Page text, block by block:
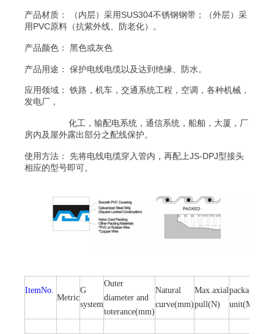
产品材质： （内层）采用SUS304不锈钢钢带；（外层）采
用PVC原料（抗紫外线、防老化）。
产品颜色： 黑色或灰色
产品用途： 保护电线电缆以及达到绝缘、防水。
应用领域： 铁路，机车，交通系统工程，空调，各种机械，
发电厂，
化工，输配电系统，通信系统，船舶，大厦，厂
房内及屋外露出部分之配线保护。
使用方法： 先将电线电缆穿入管内，再配上JS-DPJ型接头
相应的型号即可。
ItemNo.
Metric
G
system
Outer
diameter and
toterance(mm)
Natural
curve(mm)
Max.axial
pull(N)
packaging
unit(Meter)